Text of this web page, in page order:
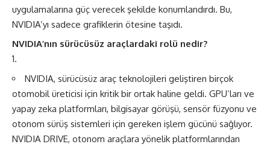
uygulamalarına güç verecek şekilde konumlandırdı. Bu,
NVIDIA’yı sadece grafiklerin ötesine taşıdı.
NVIDIA’nın sürücüsüz araçlardaki rolü nedir?
NVIDIA, sürücüsüz araç teknolojileri geliştiren birçok
otomobil üreticisi için kritik bir ortak haline geldi. GPU’ları ve
yapay zeka platformları, bilgisayar görüşü, sensör füzyonu ve
otonom sürüş sistemleri için gereken işlem gücünü sağlıyor.
NVIDIA DRIVE, otonom araçlara yönelik platformlarından